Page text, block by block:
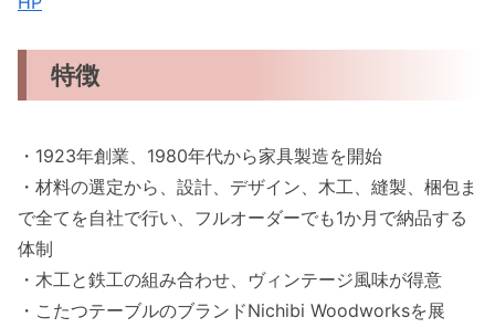
特徴
・1923年創業、1980年代から家具製造を開始
・材料の選定から、設計、デザイン、木工、縫製、梱包ま
で全てを自社で行い、フルオーダーでも1か月で納品する
体制
・木工と鉄工の組み合わせ、ヴィンテージ風味が得意
・こたつテーブルのブランドNichibi Woodworksを展